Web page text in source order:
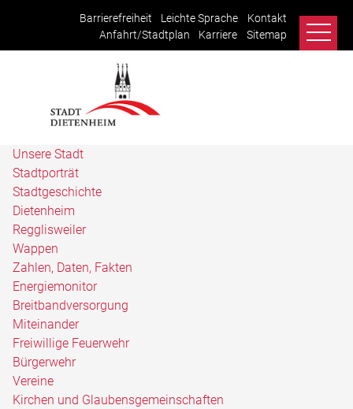
Barrierefreiheit Leichte Sprache
Kontakt
Anfahrt/Stadtplan
Karriere Sitemap
Unsere Stadt
Stadtporträt
Stadtgeschichte
Dietenheim
Regglisweiler
Wappen
Zahlen, Daten, Fakten
Energiemonitor
Breitbandversorgung
Miteinander
Freiwillige Feuerwehr
Bürgerwehr
Vereine
Kirchen und Glaubensgemeinschaften